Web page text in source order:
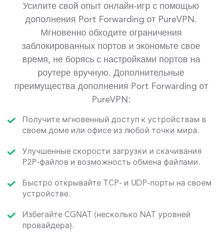
Усилите свой опыт онлайн-игр с помощью
дополнения Port Forwarding от PureVPN.
Мгновенно обходите ограничения
заблокированных портов и экономьте свое
время, не борясь с настройками портов на
роутере вручную. Дополнительные
преимущества дополнения Port Forwarding от
PureVPN:
Получите мгновенный доступ к устройствам в
своем доме или офисе из любой точки мира.
Улучшенные скорости загрузки и скачивания
P2P-файлов и возможность обмена файлами.
Быстро открывайте TCP- и UDP-порты на своем
устройстве.
Избегайте CGNAT (несколько NAT уровней
провайдера).